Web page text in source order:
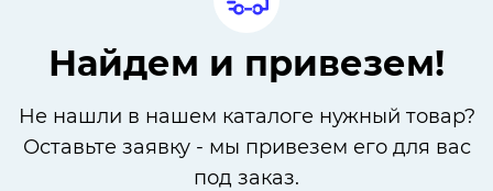
Найдем и привезем!
Не нашли в нашем каталоге нужный товар?
Оставьте заявку - мы привезем его для вас
под заказ.